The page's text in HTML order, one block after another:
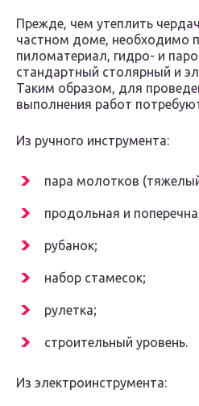
Прежде, чем утеплить
частном доме, необходимо
пиломатериал, гидро- и
стандартный столярный и
Таким образом, для
выполнения работ
Из ручного инструмента:
пара молотков
продольная и
рубанок;
набор стамесок;
рулетка;
строительный уровень.
Из электроинструмента: